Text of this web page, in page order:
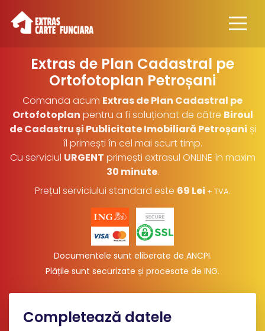
Extras de Plan Cadastral pe
Ortofotoplan Petroșani
Comanda acum Extras de Plan Cadastral pe
Ortofotoplan pentru a fi soluționat de către Biroul
de Cadastru și Publicitate Imobiliară Petroșani și
îl primești în cel mai scurt timp.
Cu serviciul URGENT primești extrasul ONLINE în maxim
30 minute.
Prețul serviciului standard este 69 Lei + TVA.
Documentele sunt eliberate de ANCPI.
Plățile sunt securizate și procesate de ING.
Completează datele